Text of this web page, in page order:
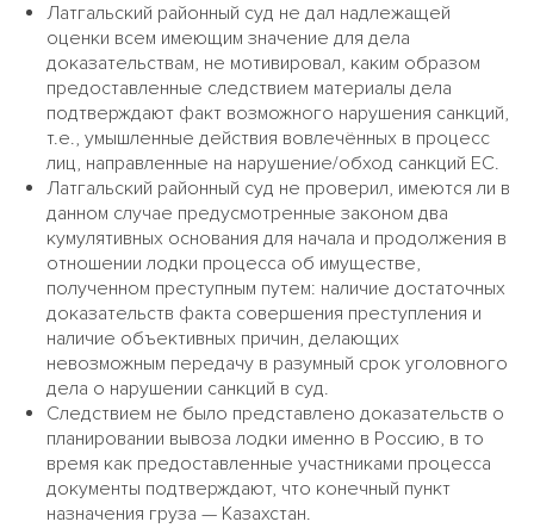
Латгальский районный суд не дал надлежащей
оценки всем имеющим значение для дела
доказательствам, не мотивировал, каким образом
предоставленные следствием материалы дела
подтверждают факт возможного нарушения санкций,
т.е., умышленные действия вовлечённых в процесс
лиц, направленные на нарушение/обход санкций ЕС.
Латгальский районный суд не проверил, имеются ли в
данном случае предусмотренные законом два
кумулятивных основания для начала и продолжения в
отношении лодки процесса об имуществе,
полученном преступным путем: наличие достаточных
доказательств факта совершения преступления и
наличие объективных причин, делающих
невозможным передачу в разумный срок уголовного
дела о нарушении санкций в суд.
Следствием не было представлено доказательств о
планировании вывоза лодки именно в Россию, в то
время как предоставленные участниками процесса
документы подтверждают, что конечный пункт
назначения груза — Казахстан.